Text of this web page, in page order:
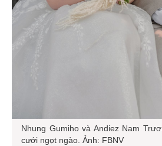
Nhung Gumiho và Andiez Nam
cưới ngọt ngào. Ảnh: FBNV